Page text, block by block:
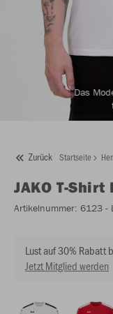
Das
Zurück Startseite
JAKO T-Shirt
Artikelnummer: 6123 -
Lust auf 30% Rabatt
Jetzt Mitglied werden